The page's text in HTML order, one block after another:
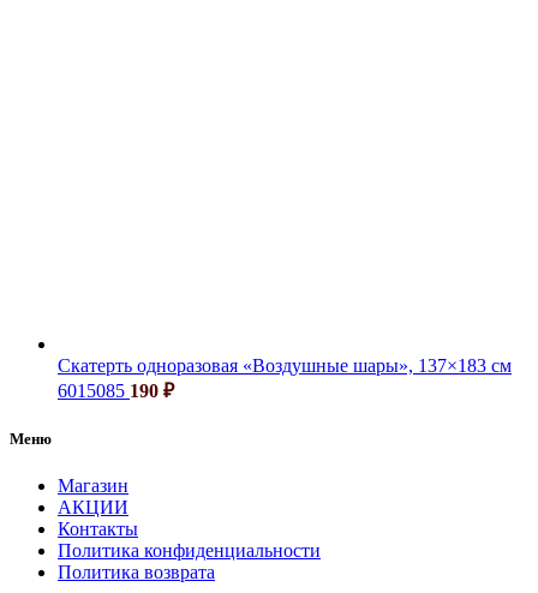
Скатерть одноразовая «Воздушные шары», 137×183 см
6015085 190 ₽
Меню
Магазин
АКЦИИ
Контакты
Политика конфиденциальности
Политика возврата